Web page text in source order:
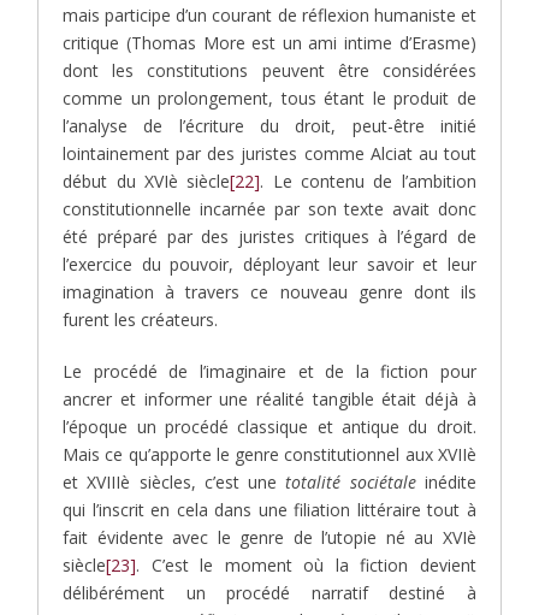
mais participe d’un courant de réflexion humaniste et
critique (Thomas More est un ami intime d’Erasme)
dont les constitutions peuvent être considérées
comme un prolongement, tous étant le produit de
l’analyse de l’écriture du droit, peut-être initié
lointainement par des juristes comme Alciat au tout
début du XVIè siècle[22]. Le contenu de l’ambition
constitutionnelle incarnée par son texte avait donc
été préparé par des juristes critiques à l’égard de
l’exercice du pouvoir, déployant leur savoir et leur
imagination à travers ce nouveau genre dont ils
furent les créateurs.
Le procédé de l’imaginaire et de la fiction pour
ancrer et informer une réalité tangible était déjà à
l’époque un procédé classique et antique du droit.
Mais ce qu’apporte le genre constitutionnel aux XVIIè
et XVIIIè siècles, c’est unetotalité sociétaleinédite
qui l’inscrit en cela dans une filiation littéraire tout à
fait évidente avec le genre de l’utopie né au XVIè
siècle[23]. C’est le moment où la fiction devient
délibérément un procédé narratif destiné à